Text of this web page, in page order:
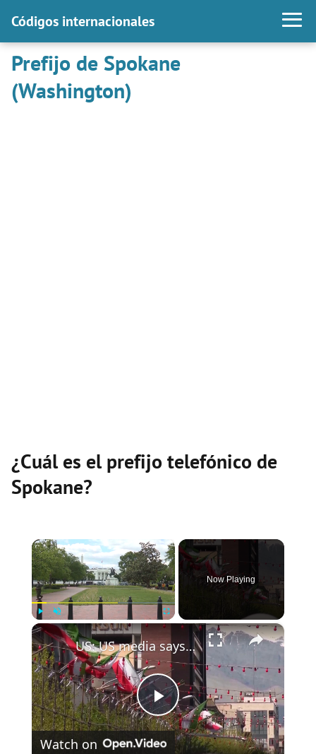
Códigos internacionales
Prefijo de Spokane
(Washington)
¿Cuál es el prefijo telefónico de
Spokane?
×
Play Unmute Fullscreen
Now Playing
×
P
US: US media says US, Iran negotiators agree on potential MoU; Iran denies.
Watch on